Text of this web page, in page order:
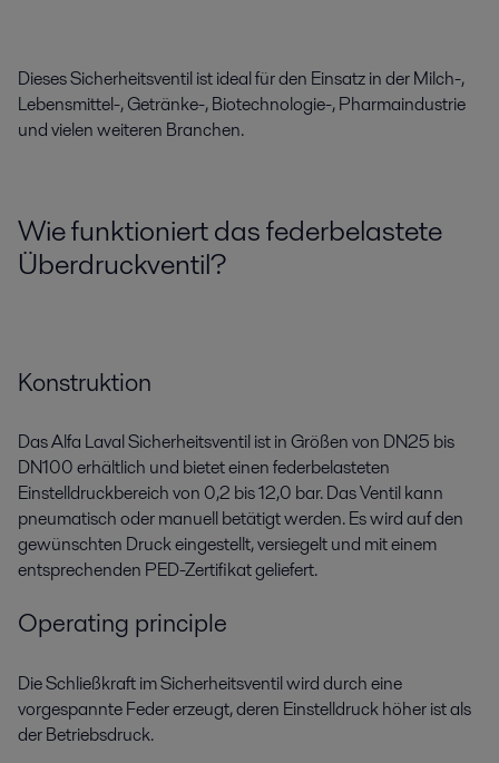
Dieses Sicherheitsventil ist ideal für den Einsatz in der Milch-,
Lebensmittel-, Getränke-, Biotechnologie-, Pharmaindustrie
und vielen weiteren Branchen.
Wie funktioniert das federbelastete
Überdruckventil?
Konstruktion
Das Alfa Laval Sicherheitsventil ist in Größen von DN25 bis
DN100 erhältlich und bietet einen federbelasteten
Einstelldruckbereich von 0,2 bis 12,0 bar. Das Ventil kann
pneumatisch oder manuell betätigt werden. Es wird auf den
gewünschten Druck eingestellt, versiegelt und mit einem
entsprechenden PED-Zertifikat geliefert.
Operating principle
Die Schließkraft im Sicherheitsventil wird durch eine
vorgespannte Feder erzeugt, deren Einstelldruck höher ist als
der Betriebsdruck.